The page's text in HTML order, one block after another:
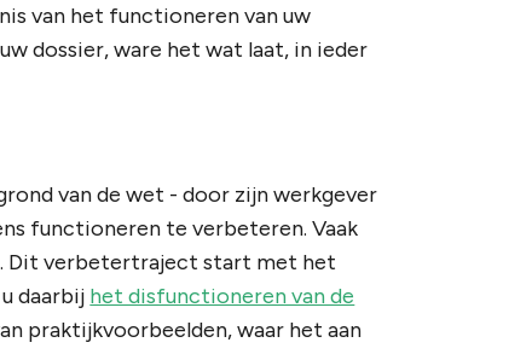
van het functioneren van uw
dossier, ware het wat laat, in ieder
van de wet - door zijn werkgever
functioneren te verbeteren. Vaak
Dit verbetertraject start met het
daarbij het disfunctioneren van de
praktijkvoorbeelden, waar het aan